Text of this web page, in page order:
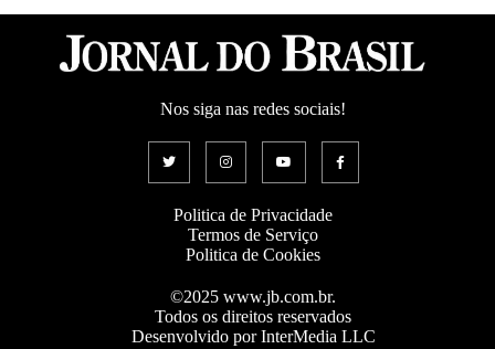
Nos siga nas redes sociais!
Politica de Privacidade
Termos de Serviço
Politica de Cookies
©2025 www.jb.com.br.
Todos os direitos reservados
Desenvolvido por InterMedia LLC